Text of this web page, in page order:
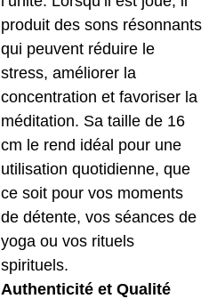
produit des sons résonnants
qui peuvent réduire le
stress, améliorer la
concentration et favoriser la
méditation. Sa taille de 16
cm le rend idéal pour une
utilisation quotidienne, que
ce soit pour vos moments
de détente, vos séances de
yoga ou vos rituels
spirituels.
Authenticité et Qualité